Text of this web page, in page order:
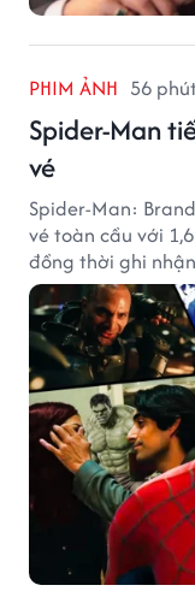
PHIM ẢNH 56
Spider-Man
vé
Spider-Man:
vé toàn cầu với
đồng thời ghi
lịch sử Bắc Mỹ.